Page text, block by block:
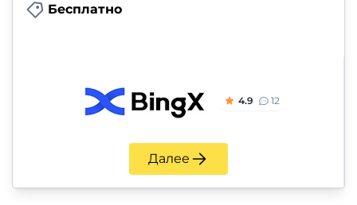
Бесплатно
4.9 12
Далее